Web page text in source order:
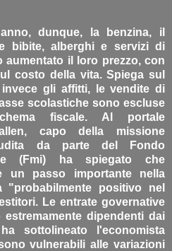
dunque, la benzina, il
bibite, alberghi e servizi di
aumentato il loro prezzo, con
costo della vita. Spiega sul
gli affitti, le vendite di
scolastiche sono escluse
fiscale. Al portale
capo della missione
da parte del Fondo
(Fmi) ha spiegato che
un passo importante nella
positivo nel
Le entrate governative
dipendenti dai
sottolineato l'economista
vulnerabili alle variazioni